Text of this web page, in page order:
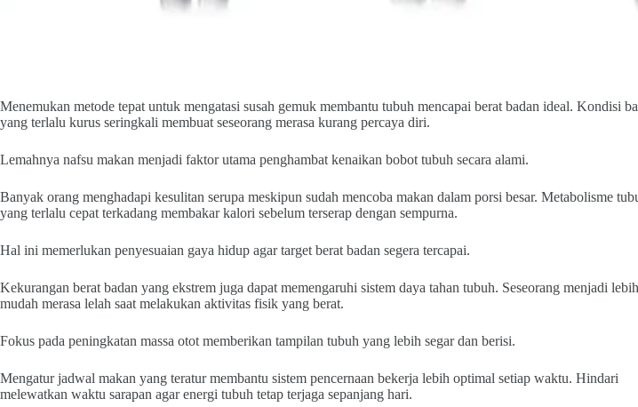
Menemukan metode tepat untuk mengatasi susah gemuk membantu tubuh mencapai berat badan ideal. Kondisi
yang terlalu kurus seringkali membuat seseorang merasa kurang percaya diri.
Lemahnya nafsu makan menjadi faktor utama penghambat kenaikan bobot tubuh secara alami.
Banyak orang menghadapi kesulitan serupa meskipun sudah mencoba makan dalam porsi besar. Metabolisme
yang terlalu cepat terkadang membakar kalori sebelum terserap dengan sempurna.
Hal ini memerlukan penyesuaian gaya hidup agar target berat badan segera tercapai.
Kekurangan berat badan yang ekstrem juga dapat memengaruhi sistem daya tahan tubuh. Seseorang menjadi lebih
mudah merasa lelah saat melakukan aktivitas fisik yang berat.
Fokus pada peningkatan massa otot memberikan tampilan tubuh yang lebih segar dan berisi.
Mengatur jadwal makan yang teratur membantu sistem pencernaan bekerja lebih optimal setiap waktu. Hindari
melewatkan waktu sarapan agar energi tubuh tetap terjaga sepanjang hari.